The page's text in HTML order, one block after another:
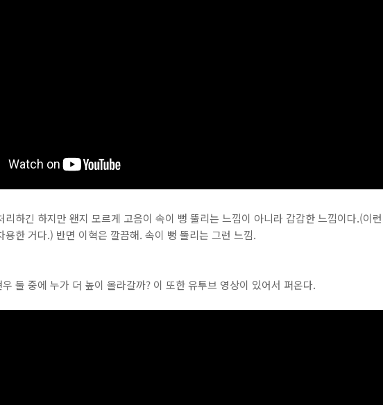
리하긴 하지만 왠지 모르게 고음이 속이 뻥 뚤리는 느낌이 아니라 갑갑한 느낌이다.(이
용한 거다.) 반면 이혁은 깔끔해. 속이 뻥 뚤리는 그런 느낌.
둘 중에 누가 더 높이 올라갈까? 이 또한 유투브 영상이 있어서 퍼온다.